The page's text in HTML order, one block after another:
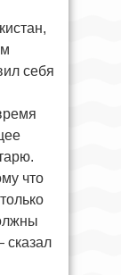
себя
что
сказал